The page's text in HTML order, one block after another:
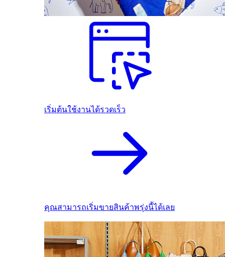
เริ่มต้นใช้งานได้รวดเร็ว
คุณสามารถเริ่มขายสินค้าพรุ่งนี้ได้เลย